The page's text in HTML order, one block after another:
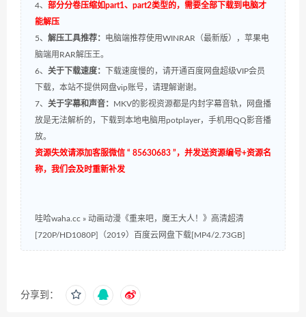
4、 部分分卷压缩如part1、part2类型的，需要全部下载到电脑才
能解压
5、 解压工具推荐： 电脑端推荐使用WINRAR（最新版），苹果电
脑端用RAR解压王。
6、 关于下载速度：
下载速度慢的，请开通百度网盘超级VIP会员
下载，本站不提供网盘vip账号，请理解谢谢。
7、 关于字幕和声音： MKV的影视资源都是内封字幕音轨，网盘播
放是无法解析的，下载到本地电脑用potplayer，手机用QQ影音播
放。
资源失效请添加客服微信 “ 85630683 ”，并发送资源编号+资源名
称，我们会及时重新补发
哇哈waha.cc » 动画动漫《重来吧，魔王大人！》高清超清
[720P/HD1080P]（2019）百度云网盘下载[MP4/2.73GB]
分享到：